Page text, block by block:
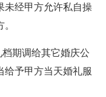
未经甲方允许私自操
期调给其它婚庆公
给予甲方当天婚礼服